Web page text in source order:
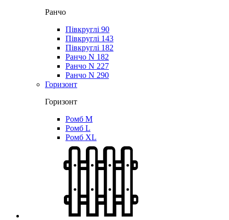
Ранчо
Півкруглі 90
Півкруглі 143
Півкруглі 182
Ранчо N 182
Ранчо N 227
Ранчо N 290
Горизонт
Горизонт
Ромб M
Ромб L
Ромб XL